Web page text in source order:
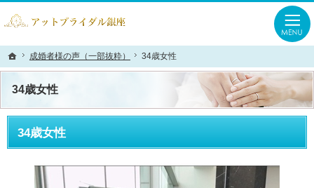
ホーム
成婚者様の声（一部抜粋） 34歳女性
34歳女性
合理的で結果が出やすい婚活スタイル。銀座・有楽町の結婚相談所なら当相談所へ
銀座・有楽町の結婚相談所なら、一緒に考え必ず解決の糸口を見つけるアットブ
34歳女性
ホーム
成婚者様の声（一部抜粋） 34歳女性